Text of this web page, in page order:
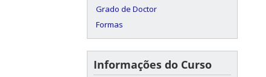
Grado de Doctor
Formas
Informações do Curso